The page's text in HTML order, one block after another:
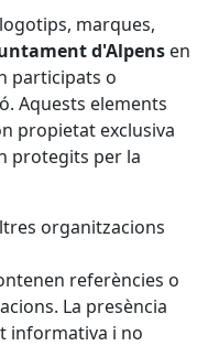
marques,
d'Alpens en
participats o
Aquests elements
propietat exclusiva
protegits per la
organitzacions
referències o
La presència
informativa i no